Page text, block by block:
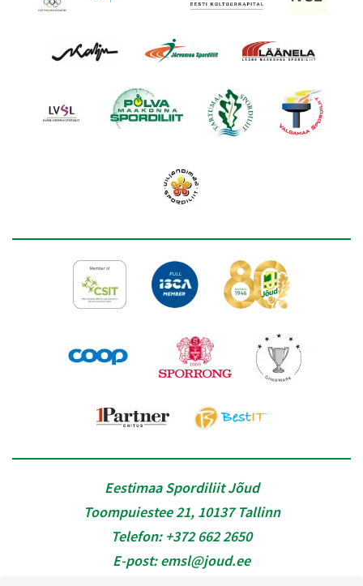
Eestimaa Spordiliit Jõud
Toompuiestee 21, 10137 Tallinn
Telefon: +372 662 2650
E-post:emsl@joud.ee